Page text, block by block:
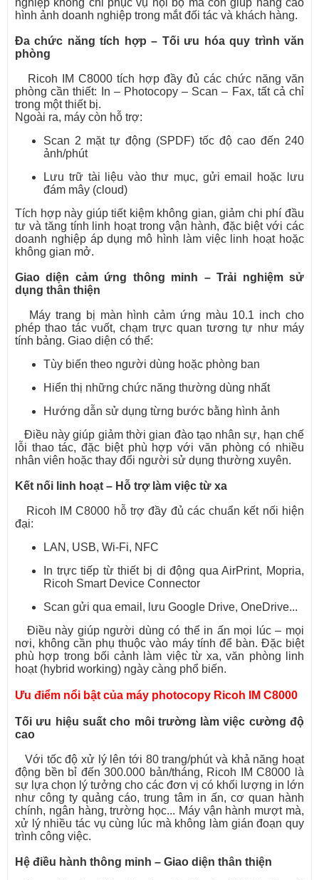
nghiệp không chỉ phục vụ nội bộ mà còn giúp nâng cao
hình ảnh doanh nghiệp trong mắt đối tác và khách hàng.
Đa chức năng tích hợp – Tối ưu hóa quy trình văn
phòng
Ricoh IM C8000 tích hợp đầy đủ các chức năng văn
phòng cần thiết: In – Photocopy – Scan – Fax, tất cả chỉ
trong một thiết bị.
Ngoài ra, máy còn hỗ trợ:
Scan 2 mặt tự động (SPDF) tốc độ cao đến 240
ảnh/phút
Lưu trữ tài liệu vào thư mục, gửi email hoặc lưu
đám mây (cloud)
Tích hợp này giúp tiết kiệm không gian, giảm chi phí đầu
tư và tăng tính linh hoạt trong vận hành, đặc biệt với các
doanh nghiệp áp dụng mô hình làm việc linh hoạt hoặc
không gian mở.
Giao diện cảm ứng thông minh – Trải nghiệm sử
dụng thân thiện
Máy trang bị màn hình cảm ứng màu 10.1 inch cho
phép thao tác vuốt, chạm trực quan tương tự như máy
tính bảng. Giao diện có thể:
Tùy biến theo người dùng hoặc phòng ban
Hiển thị những chức năng thường dùng nhất
Hướng dẫn sử dụng từng bước bằng hình ảnh
Điều này giúp giảm thời gian đào tạo nhân sự, hạn chế
lỗi thao tác, đặc biệt phù hợp với văn phòng có nhiều
nhân viên hoặc thay đổi người sử dụng thường xuyên.
Kết nối linh hoạt – Hỗ trợ làm việc từ xa
Ricoh IM C8000 hỗ trợ đầy đủ các chuẩn kết nối hiện
đại:
LAN, USB, Wi-Fi, NFC
In trực tiếp từ thiết bị di động qua AirPrint, Mopria,
Ricoh Smart Device Connector
Scan gửi qua email, lưu Google Drive, OneDrive...
Điều này giúp người dùng có thể in ấn mọi lúc – mọi
nơi, không cần phụ thuộc vào máy tính để bàn. Đặc biệt
phù hợp trong bối cảnh làm việc từ xa, văn phòng linh
hoạt (hybrid working) ngày càng phổ biến.
Ưu điểm nổi bật của máy photocopy Ricoh IM C8000
Tối ưu hiệu suất cho môi trường làm việc cường độ
cao
Với tốc độ xử lý lên tới 80 trang/phút và khả năng hoạt
động bền bỉ đến 300.000 bản/tháng, Ricoh IM C8000 là
sự lựa chọn lý tưởng cho các đơn vị có khối lượng in lớn
như công ty quảng cáo, trung tâm in ấn, cơ quan hành
chính, ngân hàng, trường học... Máy vận hành mượt mà,
xử lý nhiều tác vụ cùng lúc mà không làm gián đoạn quy
trình công việc.
Hệ điều hành thông minh – Giao diện thân thiện